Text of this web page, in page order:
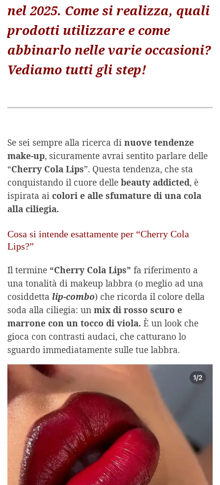
nel 2025. Come si realizza, quali
prodotti utilizzare e come
abbinarlo nelle varie occasioni?
Vediamo tutti gli step!
Se sei sempre alla ricerca di nuove tendenze
make-up, sicuramente avrai sentito parlare delle
“Cherry Cola Lips”. Questa tendenza, che sta
conquistando il cuore delle beauty addicted, è
ispirata ai colori e alle sfumature di una cola
alla ciliegia.
Cosa si intende esattamente per “Cherry Cola
Lips?”
Il termine “Cherry Cola Lips” fa riferimento a
una tonalità di makeup labbra (o meglio ad una
cosiddetta lip-combo) che ricorda il colore della
soda alla ciliegia: un mix di rosso scuro e
marrone con un tocco di viola. È un look che
gioca con contrasti audaci, che catturano lo
sguardo immediatamente sulle tue labbra.